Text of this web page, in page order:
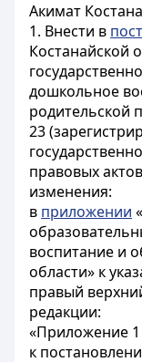
Акимат
1. Внести в
Костанайской
дошкольное
родительской
23
правовых
изменения:
в приложении
воспитание и
области» к
правый
редакции:
«Приложение 1
к